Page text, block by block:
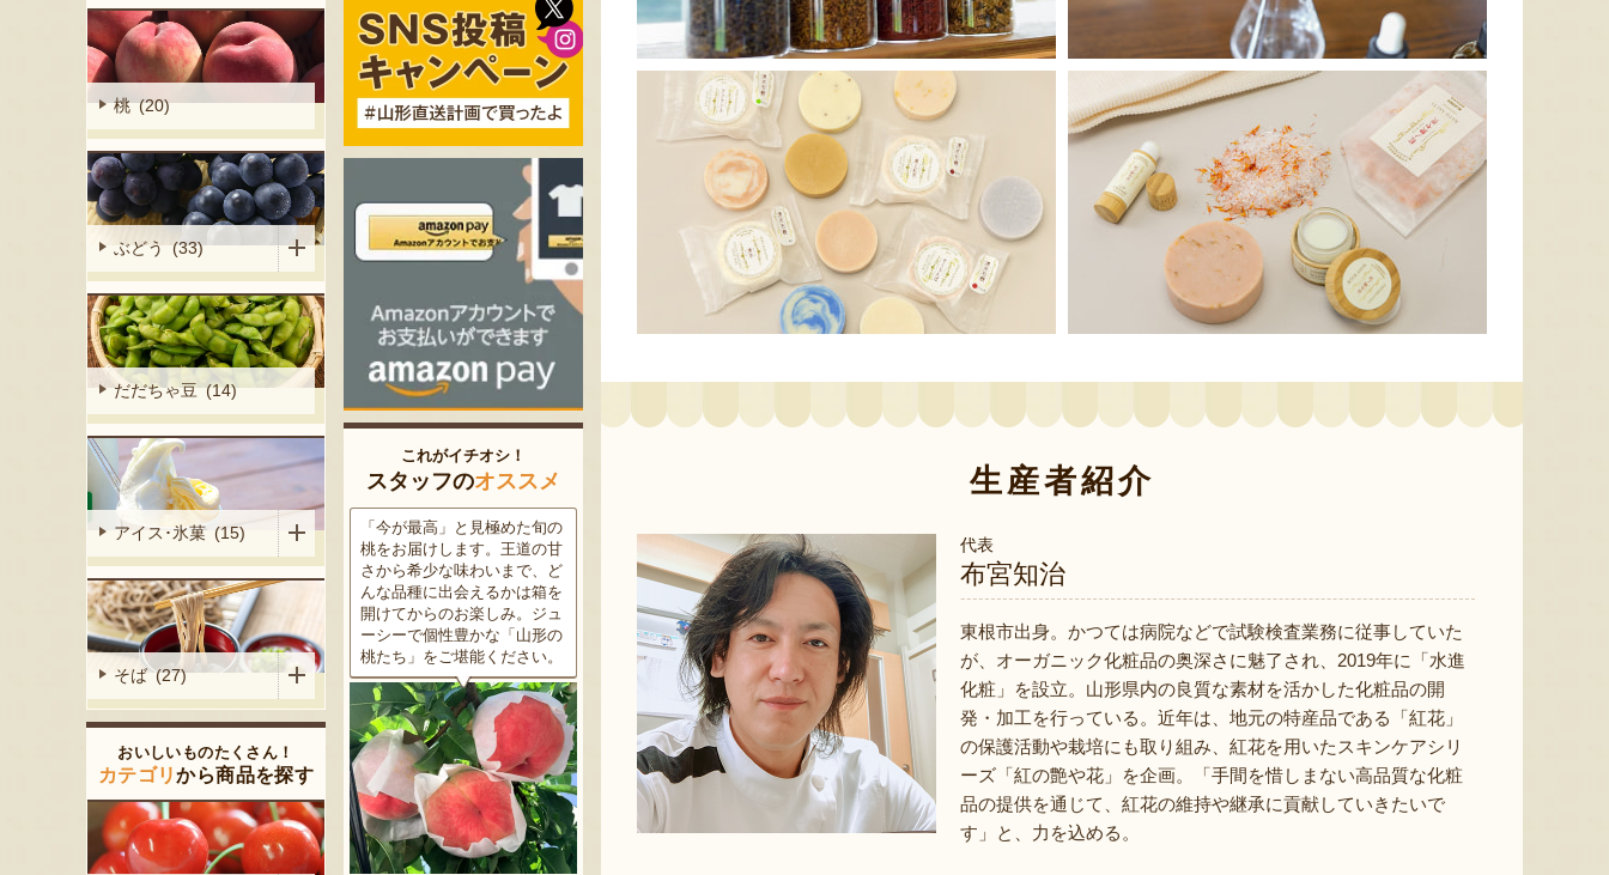
生産者紹介
代表
布宮知治
東根市出身。かつては病院などで試験検査業務に従事していた
が、オーガニック化粧品の奥深さに魅了され、2019年に「水進
化粧」を設立。山形県内の良質な素材を活かした化粧品の開
発・加工を行っている。近年は、地元の特産品である「紅花」
の保護活動や栽培にも取り組み、紅花を用いたスキンケアシリ
ーズ「紅の艶や花」を企画。「手間を惜しまない高品質な化粧
品の提供を通じて、紅花の維持や継承に貢献していきたいで
す」と、力を込める。
桃 (20)
ぶどう (33)
だだちゃ豆 (14)
アイス･氷菓 (15)
そば (27)
おいしいものたくさん！
カテゴリから商品を探す
これがイチオシ！
スタッフのオススメ
「今が最高」と見極めた旬の
桃をお届けします。王道の甘
さから希少な味わいまで、ど
んな品種に出会えるかは箱を
開けてからのお楽しみ。ジュ
ーシーで個性豊かな「山形の
桃たち」をご堪能ください。
米沢牛は、非常に厳しい条件
をクリアした最高級のブラン
ド牛。美しいサシ・きめ細か
な肉質・とろける食感・濃厚
な旨味、すべてが抜群です。
高級感のある黒化粧箱入りの
ため、大切な人への贈り物に
どうぞ！
ちのこめ油」は、新鮮な国産
の「米ぬか」から作られた食
用油。油特有の臭いやクセが
なく、食材の美味しさを引き
立てます。一度使えば、毎日
使いたくなること間違いなし
った「白桃」。あえて大玉で
はなく、美味しさや食感を重
視した「中玉」にこだわって
栽培しています。「陽夏妃」
や「川中島白桃」など、その
時期に旬の品種をお届けしま
す。
た瞬間に笑顔になれるゼリー
は、大切な方への贈り物にも
最適。
のうちに発送し、鮮度そのま
まにお届けします。